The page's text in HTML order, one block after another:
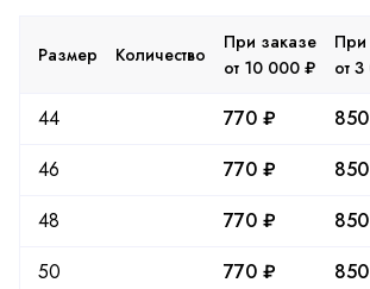
Размер Количество
При заказе
от 10 000 ₽
При
от
44 770 ₽
46
770 ₽
48
770 ₽
50
770 ₽